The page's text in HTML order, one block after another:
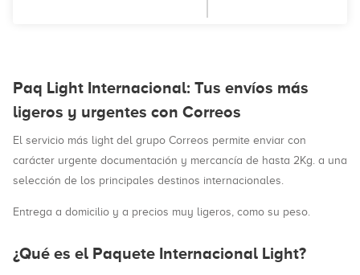
Paq Light Internacional: Tus envíos más
ligeros y urgentes con Correos
El servicio más light del grupo Correos permite enviar con
carácter urgente documentación y mercancía de hasta 2Kg. a una
selección de los principales destinos internacionales.
Entrega a domicilio y a precios muy ligeros, como su peso.
¿Qué es el Paquete Internacional Light?